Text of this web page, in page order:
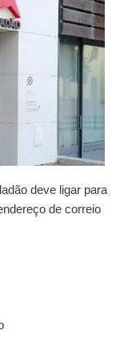
deve ligar para
de correio